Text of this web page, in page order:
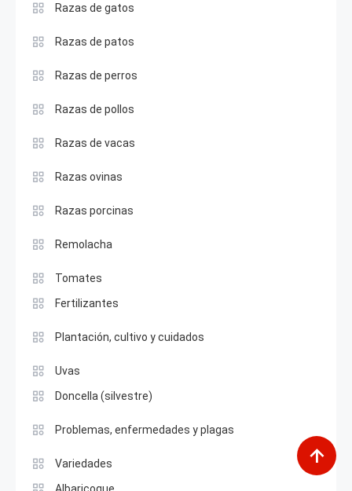
Razas de gatos
Razas de patos
Razas de perros
Razas de pollos
Razas de vacas
Razas ovinas
Razas porcinas
Remolacha
Tomates
Fertilizantes
Plantación, cultivo y cuidados
Uvas
Doncella (silvestre)
Problemas, enfermedades y plagas
Variedades
Albaricoque